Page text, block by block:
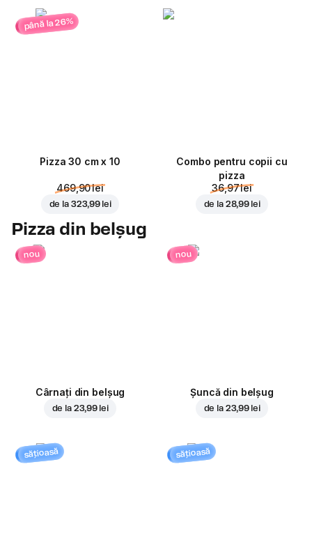
până la 26%
Pizza 30 cm x 10
469,90 lei
de la 323,99 lei
Combo pentru copii cu
pizza
36,97 lei
de la 28,99 lei
Pizza din belșug
nou
Cârnați din belșug
de la 23,99 lei
nou
Șuncă din belșug
de la 23,99 lei
sățioasă sățioasă